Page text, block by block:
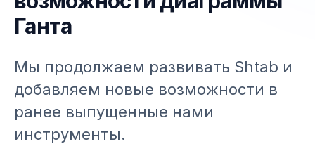
Ганта
Мы продолжаем развивать Shtab и
добавляем новые возможности в
ранее выпущенные нами
инструменты.